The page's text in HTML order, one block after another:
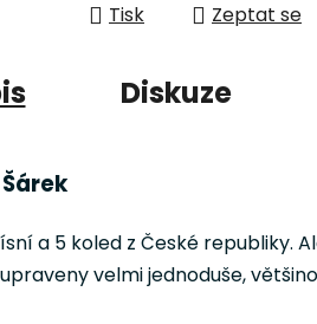
Tisk Zeptat se
Diskuze
a 5 koled z České republiky.
velmi jednoduše,